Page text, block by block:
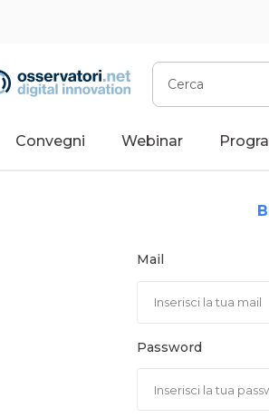
Cerca
Convegni Webinar
Mail
Password